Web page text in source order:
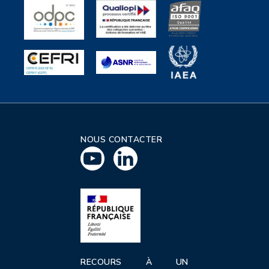
NOUS CONTACTER
RECOURS À UN